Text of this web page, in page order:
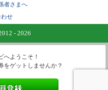
者さまへ
せ
- 2026
へようこそ！
をゲットしませんか？